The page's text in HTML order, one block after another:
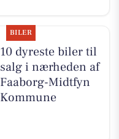
BILER
10 dyreste biler til
salg i nærheden af
Faaborg-Midtfyn
Kommune